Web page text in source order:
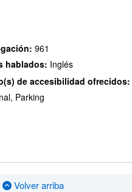
961
hablados: Inglés
de accesibilidad ofrecidos:
Parking
Volver arriba